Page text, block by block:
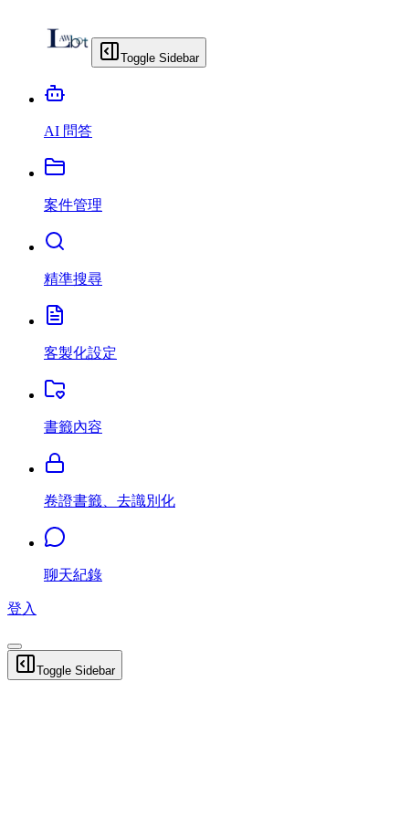
Toggle Sidebar
AI 問答
案件管理
精準搜尋
客製化設定
書籤內容
卷證書籤、去識別化
聊天紀錄
登入
Toggle Sidebar